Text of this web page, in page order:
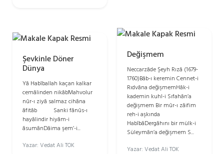
Şevkinle Döner
Dünya
Yâ Habîballah kaçan kalkar
cemâlinden nikâbMahvolur
nûr-ı ziyâ salmaz cihâna
âfitâb Sanki fânûs-ı
hayâlindir hiyâm-i
âsumânDâima şem’-i...
Yazar: Vedat Ali TOK
Değişmem
Neccarzâde Şeyh Rızâ (1679-
1760)Bâb-ı keremin Cennet-i
Rıdvâna değişmemHâk-i
kademin kuhl-i Sıfahân’a
değişmem Bir mûr-ı zâifim
reh-i aşkında
HabîbâDergâhını bir mülk-i
Süleymân’a değişmem S...
Yazar: Vedat Ali TOK